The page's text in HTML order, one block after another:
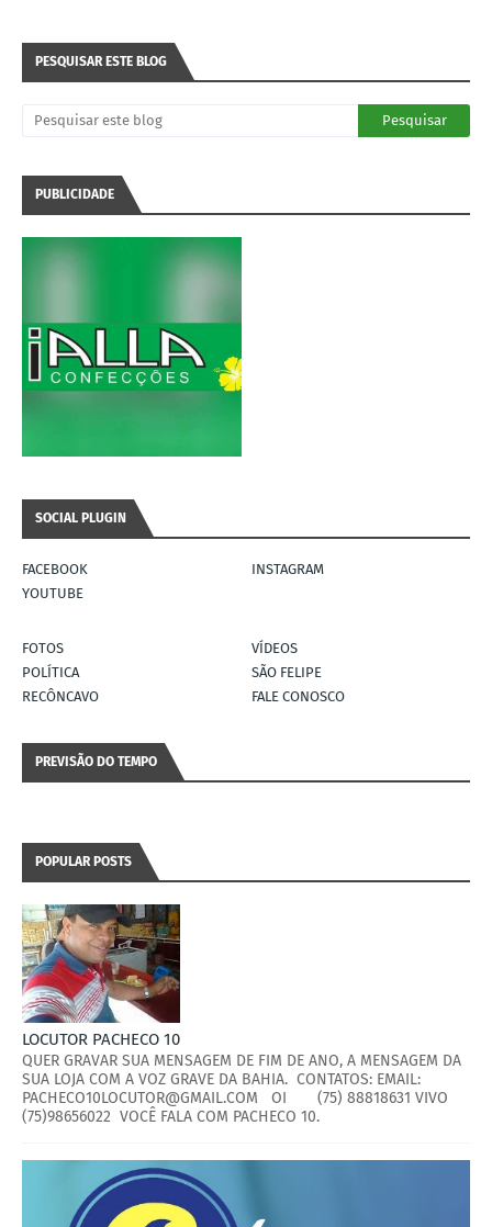
PESQUISAR ESTE BLOG
PUBLICIDADE
SOCIAL PLUGIN
FACEBOOK
INSTAGRAM
YOUTUBE
FOTOS
VÍDEOS
POLÍTICA
SÃO FELIPE
RECÔNCAVO
FALE CONOSCO
PREVISÃO DO TEMPO
POPULAR POSTS
LOCUTOR PACHECO 10
QUER GRAVAR SUA MENSAGEM DE FIM DE ANO, A MENSAGEM DA
SUA LOJA COM A VOZ GRAVE DA BAHIA. CONTATOS: EMAIL:
PACHECO10LOCUTOR@GMAIL.COM OI (75) 88818631 VIVO
(75)98656022 VOCÊ FALA COM PACHECO 10.